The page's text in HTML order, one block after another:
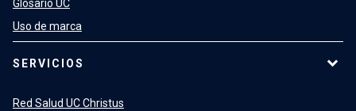
Glosario UC
Uso de marca
SERVICIOS
Red Salud UC Christus